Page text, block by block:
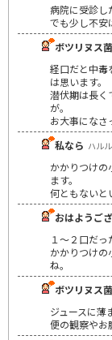
病院に受診し
でも少し不安
ボツリヌス菌
経口だと中毒
は思います。
潜伏期は長く
が。
お大事になさ
私なら ハル
かかりつけの
ます。
何ともないと
おはようご
１～２口だっ
かかりつけの
ね。
ボツリヌス
ジュースに薄
便の観察やお